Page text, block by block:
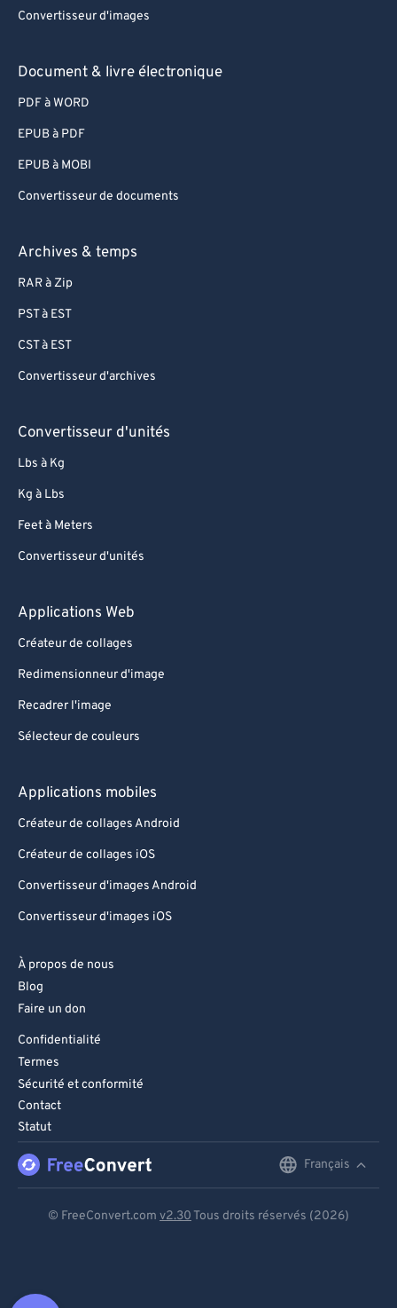
Convertisseur d'images
Document & livre électronique
PDF à WORD
EPUB à PDF
EPUB à MOBI
Convertisseur de documents
Archives & temps
RAR à Zip
PST à EST
CST à EST
Convertisseur d'archives
Convertisseur d'unités
Lbs à Kg
Kg à Lbs
Feet à Meters
Convertisseur d'unités
Applications Web
Créateur de collages
Redimensionneur d'image
Recadrer l'image
Sélecteur de couleurs
Applications mobiles
Créateur de collages Android
Créateur de collages iOS
Convertisseur d'images Android
Convertisseur d'images iOS
À propos de nous
Blog
Faire un don
Confidentialité
Termes
Sécurité et conformité
Contact
Statut
Français
© FreeConvert.com v2.30 Tous droits réservés (2026)